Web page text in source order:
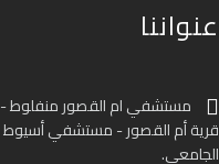
عنواننا
مستشفي ام القصور منفلوط -
قرية أم القصور - مستشفي أسيوط
الجامعي.